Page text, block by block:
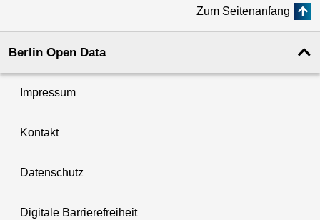
Zum Seitenanfang
Berlin Open Data
Impressum
Kontakt
Datenschutz
Digitale Barrierefreiheit